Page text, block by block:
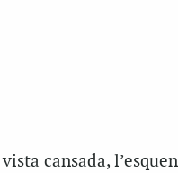
cansada,